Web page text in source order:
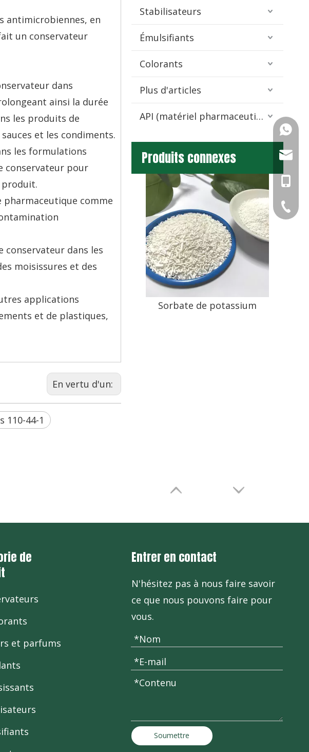
antimicrobiennes, en
un conservateur
dans
ainsi la durée
les produits de
et les condiments.
les formulations
conservateur pour
produit.
comme
conservateur dans les
moisissures et des
applications
et de plastiques,
En vertu d'un:
110-44-1
Stabilisateurs
Émulsifiants
Colorants
Plus d'articles
API (matériel pharmaceutique)
Produits connexes
Sorbate de potassium
de
et parfums
+86-
+86-
+86-
Entrer en contact
N'hésitez pas à nous faire savoir
ce que nous pouvons faire pour
vous.
Soumettre